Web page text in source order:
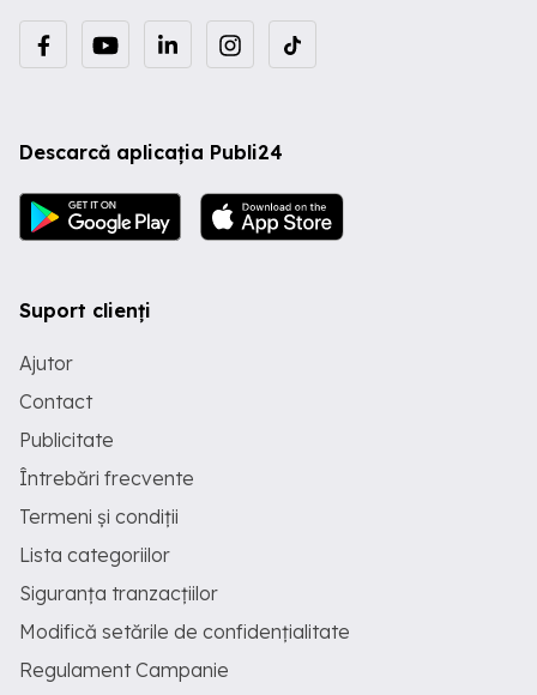
Descarcă aplicația Publi24
Suport clienți
Ajutor
Contact
Publicitate
Întrebări frecvente
Termeni și condiții
Lista categoriilor
Siguranța tranzacțiilor
Modifică setările de confidențialitate
Regulament Campanie